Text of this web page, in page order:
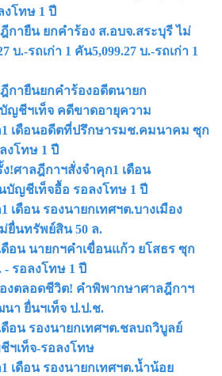
โทษ 1 ปี
ายืน ยกคำร้อง ส.อบจ.สระบุรี ไม่
บ.-รถเก่า 1 คัน5,099.27 บ.-รถเก่า 1
กายืนยกคำร้องอดีตนายก
ญชีฯเท็จ คดีขาดอายุความ
เดือนอดีตที่ปรึกษารมช.คมนาคม ซุก
งโทษ 1 ปี
!ศาลฎีกาฯสั่งจําคุก1 เดือน
บัญชีเท็จอื้อ รอลงโทษ 1 ปี
เดือน รองนายกเทศฯต.บางเมือง
ยื่นทรัพย์สิน 50 ล.
อน นายกฯคำเขื่อนแก้ว ยโสธร ซุก
- รอลงโทษ 1 ปี
งตลอดชีวิต! คำพิพากษาศาลฎีกาฯ
า ยื่นฯเท็จ ป.ป.ช.
อน รองนายกเทศฯต.ชลบถวิบูลย์
เท็จ-รอลงโทษ
เดือน รองนายกเทศฯต.น้ำน้อย